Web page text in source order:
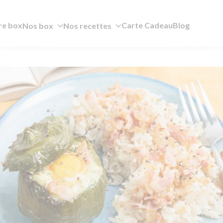
boxNos box Nos recettes Carte CadeauBlog